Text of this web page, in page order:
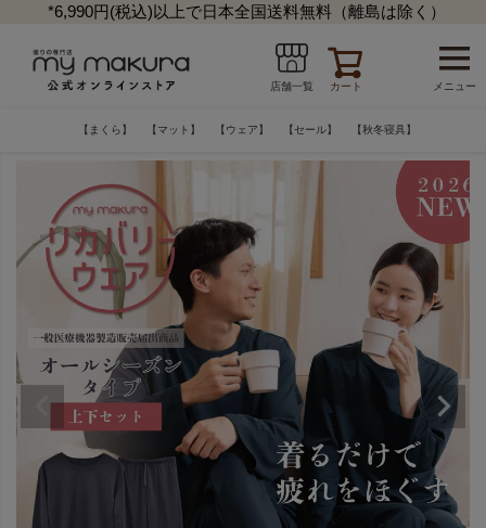
*6,990円(税込)以上で日本全国送料無料（離島は除く）
店舗一覧 カート メニュー
【まくら】 【マット】 【ウェア】 【セール】 【秋冬寝具】